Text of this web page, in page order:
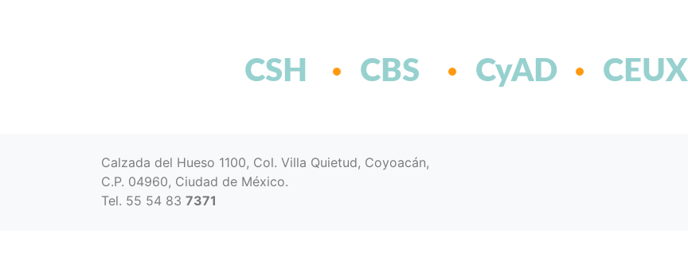
CSH CBS CyAD CEUX
Calzada del Hueso 1100, Col. Villa Quietud, Coyoacán,
C.P. 04960, Ciudad de México.
Tel. 55 54 83 7371